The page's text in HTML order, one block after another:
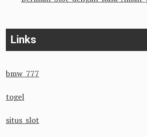
Links
bmw 777
togel
situs slot